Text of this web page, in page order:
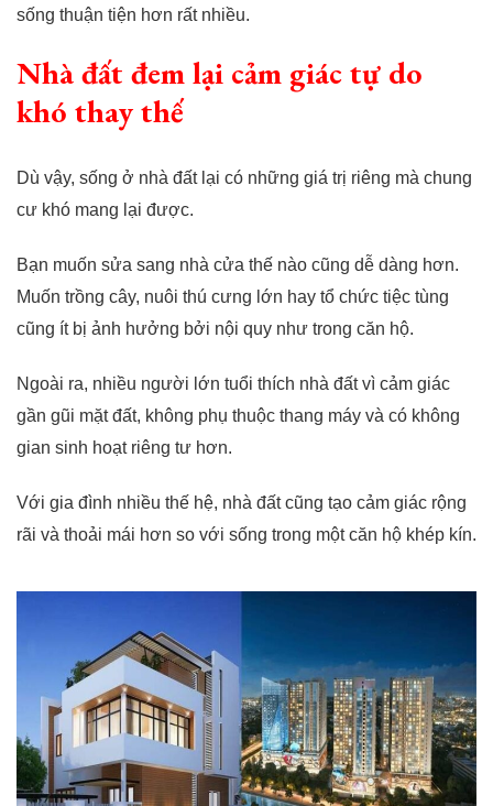
sống thuận tiện hơn rất nhiều.
Nhà đất đem lại cảm giác tự do
khó thay thế
Dù vậy, sống ở nhà đất lại có những giá trị riêng mà chung
cư khó mang lại được.
Bạn muốn sửa sang nhà cửa thế nào cũng dễ dàng hơn.
Muốn trồng cây, nuôi thú cưng lớn hay tổ chức tiệc tùng
cũng ít bị ảnh hưởng bởi nội quy như trong căn hộ.
Ngoài ra, nhiều người lớn tuổi thích nhà đất vì cảm giác
gần gũi mặt đất, không phụ thuộc thang máy và có không
gian sinh hoạt riêng tư hơn.
Với gia đình nhiều thế hệ, nhà đất cũng tạo cảm giác rộng
rãi và thoải mái hơn so với sống trong một căn hộ khép kín.